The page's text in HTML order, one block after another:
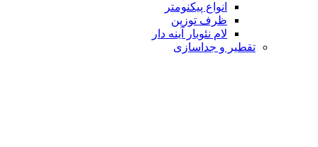
انواع پیکنومتر
ظرف توزین
لام نئوبار آینه دار
تقطیر و جداسازی